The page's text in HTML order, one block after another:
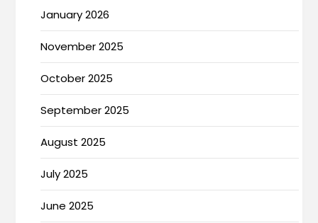
January 2026
November 2025
October 2025
September 2025
August 2025
July 2025
June 2025